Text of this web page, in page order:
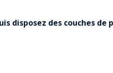
CONSEILS
disposez des couches de